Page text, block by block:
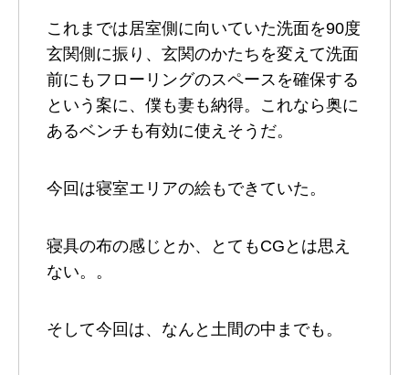
これまでは居室側に向いていた洗面を90度
玄関側に振り、玄関のかたちを変えて洗面
前にもフローリングのスペースを確保する
という案に、僕も妻も納得。これなら奥に
あるベンチも有効に使えそうだ。
今回は寝室エリアの絵もできていた。
寝具の布の感じとか、とてもCGとは思え
ない。。
そして今回は、なんと土間の中までも。